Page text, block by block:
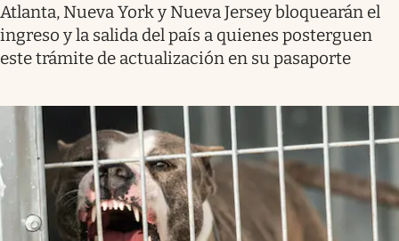
Atlanta, Nueva York y Nueva Jersey bloquearán el
ingreso y la salida del país a quienes posterguen
este trámite de actualización en su pasaporte